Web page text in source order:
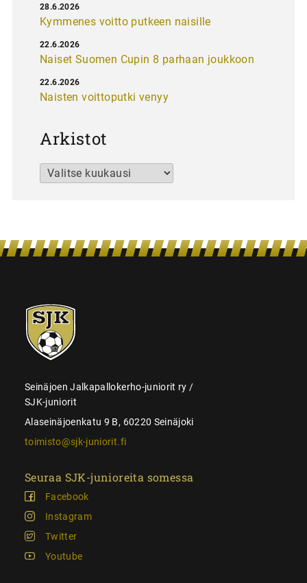
Kymmenes voitto putkeen naisille
28.6.2026
Naiset Suomen Cupin 8 parhaan joukkoon
22.6.2026
Naisten voittoputki venyy
22.6.2026
Arkistot
Arkistot
SJK-
juniorit
Seinäjoen Jalkapallokerho-juniorit ry /
SJK-juniorit
Alaseinäjoenkatu 9 B, 60220 Seinäjoki
toimisto@sjk-juniorit.fi
Seuraa SJK-junioreita somessa
Facebook
Instagram
Twitter
Youtube